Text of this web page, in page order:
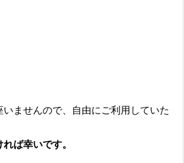
ませんので、自由にご利用していた
ば幸いです。